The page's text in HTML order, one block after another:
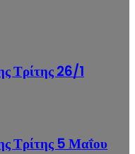
Τρίτης 26/1
Τρίτης 5 Μαΐου